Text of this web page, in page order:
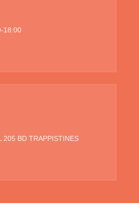
18:00
205 BD TRAPPISTINES